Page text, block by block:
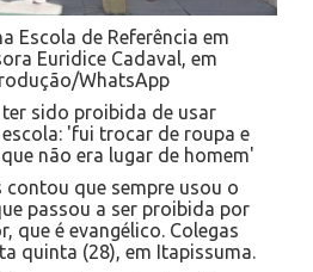
Escola de Referência em
Euridice Cadaval, em
WhatsApp
sido proibida de usar
'fui trocar de roupa e
não era lugar de homem'
contou que sempre usou o
passou a ser proibida por
que é evangélico. Colegas
quinta (28), em Itapissuma.